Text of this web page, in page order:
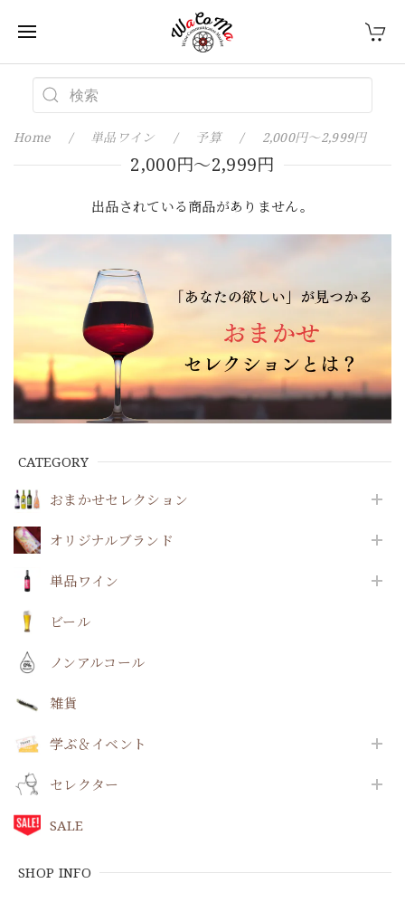
CATEGORY
おまかせセレクション
オリジナルブランド
単品ワイン
ビール
ノンアルコール
雑貨
学ぶ＆イベント
セレクター
SALE
SHOP INFO
Home 単品ワイン 予算 2,000円〜2,999円
2,000円〜2,999円
出品されている商品がありません。